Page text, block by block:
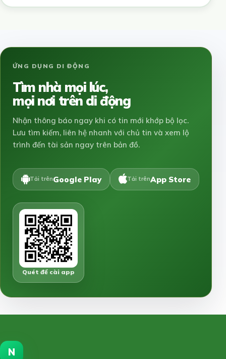
ỨNG DỤNG DI ĐỘNG
Tìm nhà mọi lúc,
mọi nơi trên di động
Nhận thông báo ngay khi có tin mới khớp bộ lọc.
Lưu tìm kiếm, liên hệ nhanh với chủ tin và xem lộ
trình đến tài sản ngay trên bản đồ.
Tải trênGoogle Play Tải trênApp Store
Quét để cài app
N